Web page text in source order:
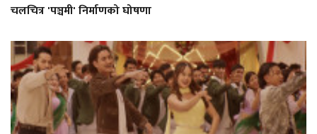
चलचित्र 'पञ्चमी' निर्माणको घोषणा